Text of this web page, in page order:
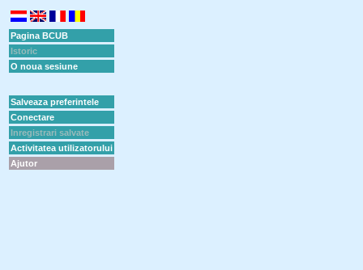
Pagina BCUB
Istoric
O noua sesiune
Salveaza preferintele
Conectare
Inregistrari salvate
Activitatea utilizatorului
Ajutor